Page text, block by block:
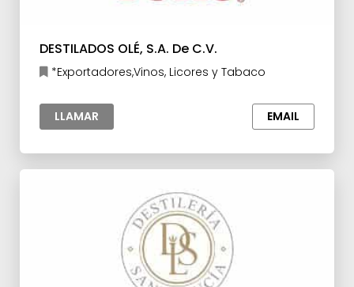
DESTILADOS OLÉ, S.A. De C.V.
*Exportadores,Vinos, Licores y Tabaco
LLAMAR EMAIL